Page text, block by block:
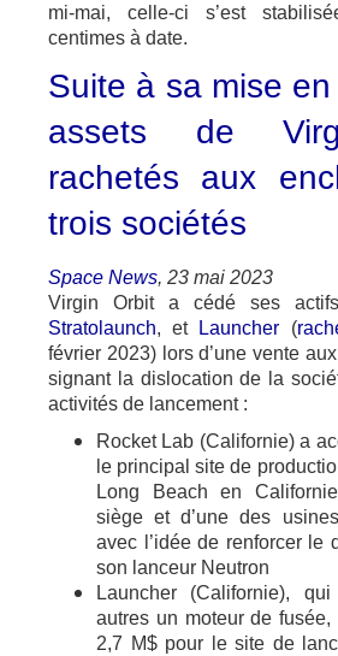
mi-mai, celle-ci s’est
centimes à date.
Suite à sa mise
assets de
rachetés aux
trois sociétés
Space News, 23 mai 2023
Virgin Orbit a cédé ses
Stratolaunch, et Launcher (
février 2023) lors d’une vente
signant la dislocation de la
activités de lancement :
Rocket Lab (Californie) a
le principal site de
Long Beach en
siège et d’une des
avec l’idée de renforcer le
son lanceur Neutron
Launcher (Californie),
autres un moteur de
2,7 M$ pour le site de